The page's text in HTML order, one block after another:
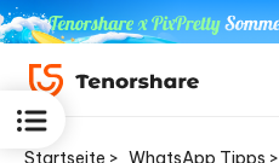
Startseite > WhatsApp Tipps >